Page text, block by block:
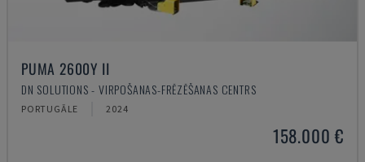
PUMA 2600Y II
DN SOLUTIONS - VIRPOŠANAS-FRĒZĒŠANAS CENTRS
PORTUGĀLE 2024
158.000 €